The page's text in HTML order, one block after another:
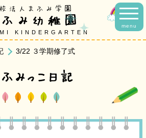
menu
法人まふみ学園
ふみ幼稚園
KINDERGARTEN
3/22 ３学期修了式
ふみっこ日記